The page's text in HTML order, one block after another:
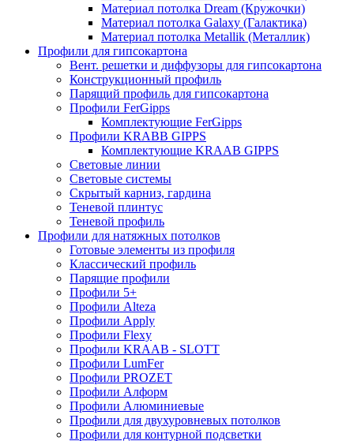
Материал потолка Dream (Кружочки)
Материал потолка Galaxy (Галактика)
Материал потолка Metallik (Металлик)
Профили для гипсокартона
Вент. решетки и диффузоры для гипсокартона
Конструкционный профиль
Парящий профиль для гипсокартона
Профили FerGipps
Комплектующие FerGipps
Профили KRABB GIPPS
Комплектующие KRAAB GIPPS
Световые линии
Световые системы
Скрытый карниз, гардина
Теневой плинтус
Теневой профиль
Профили для натяжных потолков
Готовые элементы из профиля
Классический профиль
Парящие профили
Профили 5+
Профили Alteza
Профили Apply
Профили Flexy
Профили KRAAB - SLOTT
Профили LumFer
Профили PROZET
Профили Алформ
Профили Алюминиевые
Профили для двухуровневых потолков
Профили для контурной подсветки